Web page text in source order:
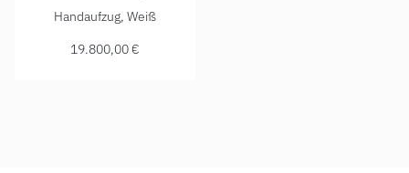
NOMOS Glashütte Lambda Weissgold, Ref: 931, Preis:
Handaufzug, Weiß
19.800,00 €